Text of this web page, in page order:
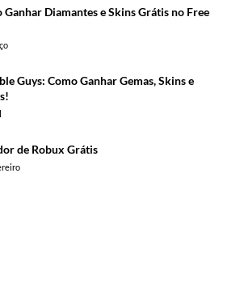
Ganhar Diamantes e Skins Grátis no Free
Guys: Como Ganhar Gemas, Skins e
de Robux Grátis